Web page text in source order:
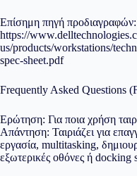
Επίσημη πηγή προδιαγραφών:
https://
us/products/workstations/
spec-sheet.pdf
Frequently Asked Questions
Ερώτηση: Για ποια χρήση
Απάντηση: Ταιριάζει για
εργασία, multitasking,
εξωτερικές οθόνες ή docking